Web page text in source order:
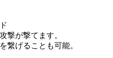
撃が撃てます。
繋げることも可能。